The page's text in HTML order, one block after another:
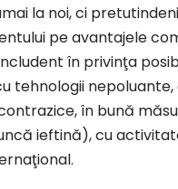
la noi, ci
pe avantajele
în privinţa
tehnologii
în bună
ieftină), cu